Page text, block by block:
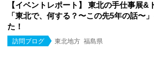
【イベントレポート】 東北の手仕事展&
「東北で、何する？〜この先5年の話〜
た！
訪問ブログ 東北地方 福島県